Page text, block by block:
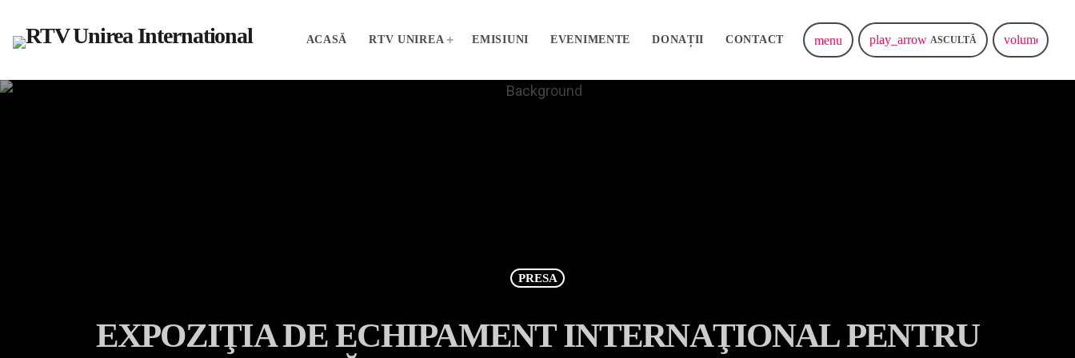
ACASĂ RTV UNIREA EMISIUNI EVENIMENTE DONAȚII CONTACT menu play_arrow ASCULTĂ volume_up
PRESA
EXPOZIŢIA DE ECHIPAMENT INTERNAŢIONAL PENTRU